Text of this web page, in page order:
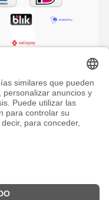
am 09.08.2026 zu
brief outages and